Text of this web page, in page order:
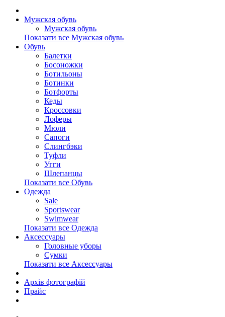
Мужская обувь
Мужская обувь
Показати все Мужская обувь
Обувь
Балетки
Босоножки
Ботильоны
Ботинки
Ботфорты
Кеды
Кроссовки
Лоферы
Мюли
Сапоги
Слингбэки
Туфли
Угги
Шлепанцы
Показати все Обувь
Одежда
Sale
Sportswear
Swimwear
Показати все Одежда
Аксессуары
Головные уборы
Сумки
Показати все Аксессуары
Архів фотографій
Прайс